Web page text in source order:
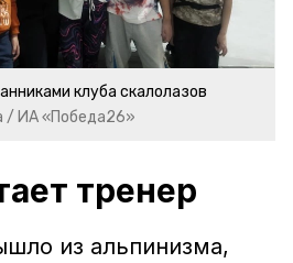
клуба скалолазов
/ ИА «Победа26»
тренер
из альпинизма,